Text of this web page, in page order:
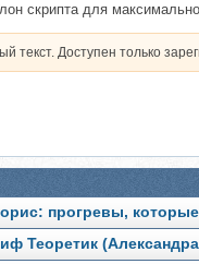
скрипта для
текст. Доступен только
прогревы,
Теоретик